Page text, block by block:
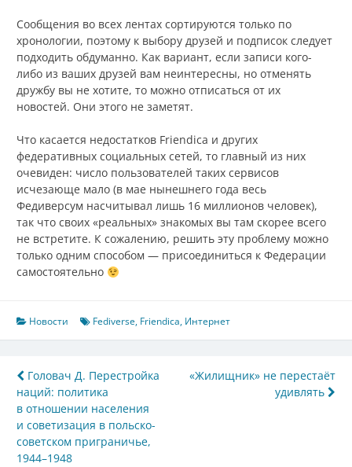
Сообщения во всех лентах сортируются только по
хронологии, поэтому к выбору друзей и подписок следует
подходить обдуманно. Как вариант, если записи кого-
либо из ваших друзей вам неинтересны, но отменять
дружбу вы не хотите, то можно отписаться от их
новостей. Они этого не заметят.
Что касается недостатков Friendica и других
федеративных социальных сетей, то главный из них
очевиден: число пользователей таких сервисов
исчезающе мало (в мае нынешнего года весь
Федиверсум насчитывал лишь 16 миллионов человек),
так что своих «реальных» знакомых вы там скорее всего
не встретите. К сожалению, решить эту проблему можно
только одним способом — присоединиться к Федерации
самостоятельно
Новости Fediverse, Friendica, Интернет
Навигация
по
записям
Головач Д. Перестройка
наций: политика
в отношении населения
и советизация в польско-
советском приграничье,
1944–1948
«Жилищник» не перестаёт
удивлять